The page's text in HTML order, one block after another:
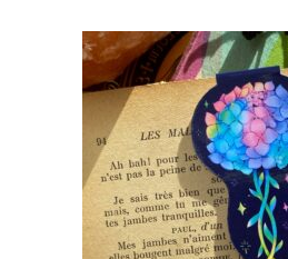
AJOUTER AU